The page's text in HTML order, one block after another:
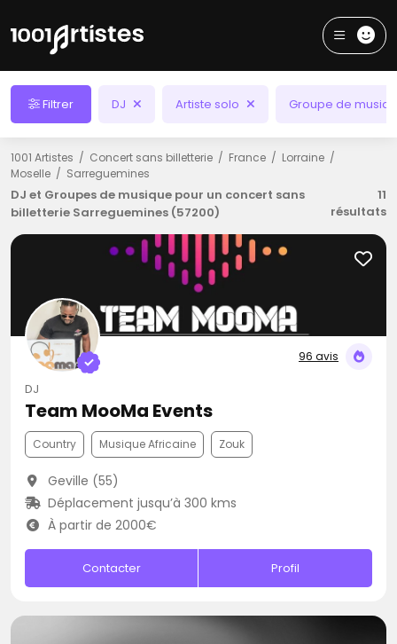
Filtrer DJ Artiste solo Groupe de
1001 Artistes Concert sans billetterie France
Lorraine
Moselle
Sarreguemines
DJ et Groupes de musique pour un concert sans
billetterie Sarreguemines (57200)
11
résultats
96 avis
DJ
Team MooMa Events
Country Musique Africaine Zouk
Geville (55)
Déplacement jusqu’à 300 kms
À partir de 2000€
Contacter Profil